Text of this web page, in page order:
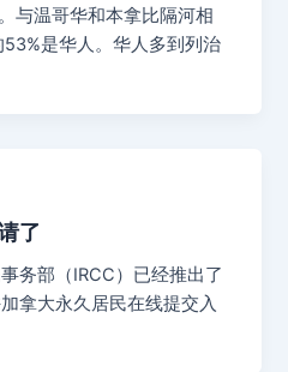
与温哥华和本拿比隔河相
是华人。华人多到列治
了
务部（IRCC）已经推出了
拿大永久居民在线提交入